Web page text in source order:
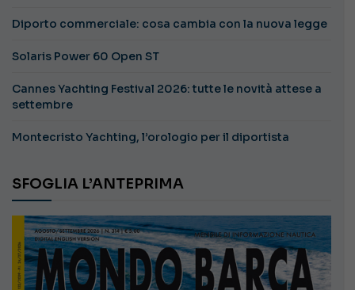
Diporto commerciale: cosa cambia con la nuova legge
Solaris Power 60 Open ST
Cannes Yachting Festival 2026: tutte le novità attese a
settembre
Montecristo Yachting, l’orologio per il diportista
SFOGLIA L’ANTEPRIMA